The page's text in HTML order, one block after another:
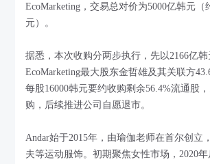
EcoMarketing，交易总对价为5000亿韩元（
元）。
据悉，本次收购分两步执行，先以2166亿
EcoMarketing最大股东金哲雄及其关联方
每股16000韩元要约收购剩余56.4%流通股
购，后续推进公司自愿退市。
Andar始于2015年，由瑜伽老师在首尔创立
夫等运动服饰。初期聚焦女性市场，2020